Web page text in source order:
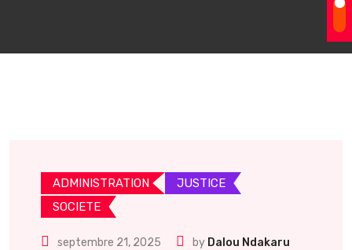
ADMINISTRATION
JUSTICE
SOCIETE
septembre 21, 2025 by Dalou Ndakaru